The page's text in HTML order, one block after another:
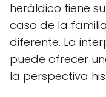
heráldico tiene
caso de la
diferente. La
puede ofrecer
la perspectiva